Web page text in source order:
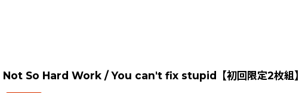
Not So Hard Work / You can't fix stupid【初回限定2枚組】